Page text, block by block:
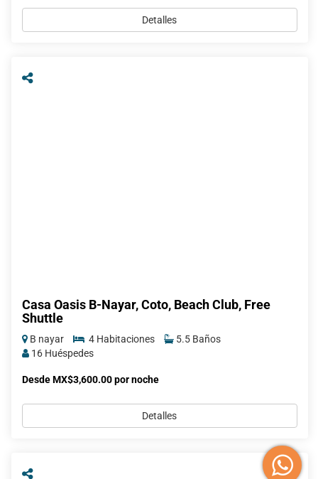
Detalles
Casa Oasis B-Nayar, Coto, Beach Club, Free
Shuttle
B nayar 4 Habitaciones
5.5 Baños
16 Huéspedes
Desde MX$3,600.00 por noche
Detalles